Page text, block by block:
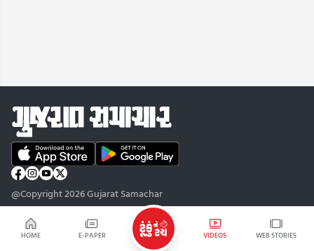
HOME E-PAPER VIDEOS WEB STORIES
@Copyright 2026 Gujarat Samachar